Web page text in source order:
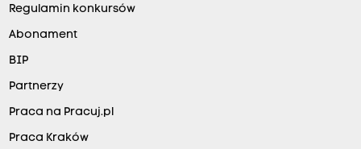
Regulamin konkursów
Abonament
BIP
Partnerzy
Praca na Pracuj.pl
Praca Kraków